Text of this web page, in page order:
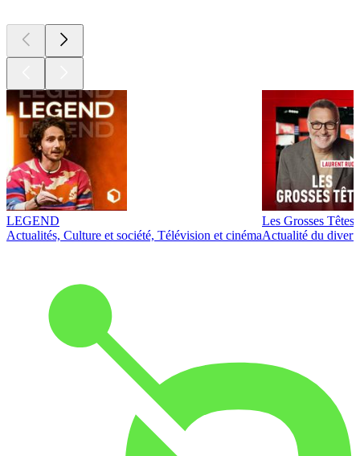
LEGEND
Actualités, Culture et société, Télévision et cinéma
Les Grosses Têtes
Actualité du